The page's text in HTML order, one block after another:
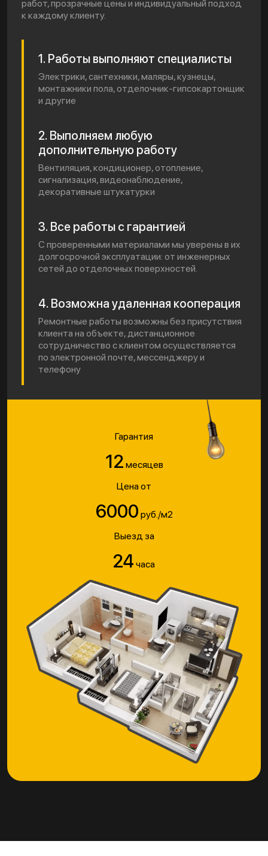
работ, прозрачные цены и индивидуальный подход
к каждому клиенту.
1. Работы выполняют специалисты
Электрики, сантехники, маляры, кузнецы,
монтажники пола, отделочник-гипсокартонщик
и другие
2. Выполняем любую
дополнительную работу
Вентиляция, кондиционер, отопление,
сигнализация, видеонаблюдение,
декоративные штукатурки
3. Все работы с гарантией
С проверенными материалами мы уверены в их
долгосрочной эксплуатации: от инженерных
сетей до отделочных поверхностей.
4. Возможна удаленная кооперация
Ремонтные работы возможны без присутствия
клиента на объекте, дистанционное
сотрудничество с клиентом осуществляется
по электронной почте, мессенджеру и
телефону
Гарантия
12 месяцев
Цена от
6000 руб./м2
Выезд за
24 часа